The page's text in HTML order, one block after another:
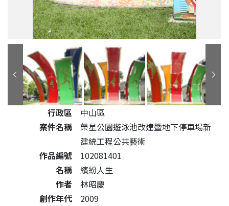
公共藝術作品詳細資料
行政區
中山區
案件名稱
榮星公園遊泳池改建暨地下停車場新
建統工程公共藝術
作品編號
102081401
名稱
繽紛人生
作者
林昭慶
創作年代
2009